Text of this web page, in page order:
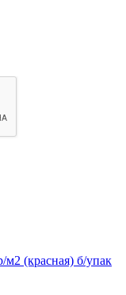
м2 (красная) б/упак